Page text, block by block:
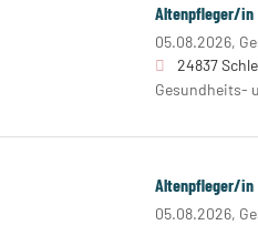
Altenpfleger/in
05.08.2026,
24837
Gesundheits-
Altenpfleger/in
05.08.2026,